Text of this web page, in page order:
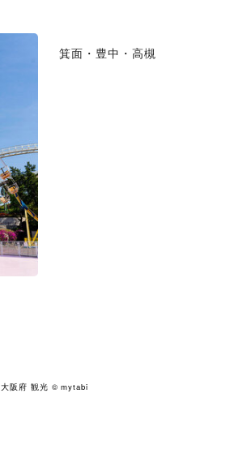
箕面・豊中・高槻
大阪府 観光 © mytabi